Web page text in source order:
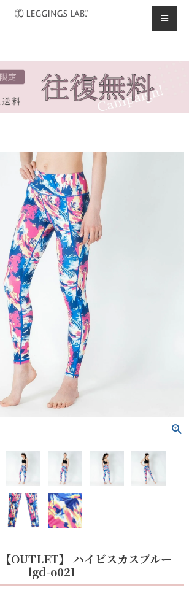
【OUTLET】 ハイビスカスブルー
lgd-o021